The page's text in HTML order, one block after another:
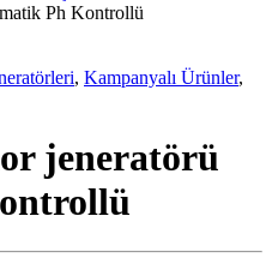
Ph Kontrollü
, Kampanyalı Ürünler,
jeneratörü